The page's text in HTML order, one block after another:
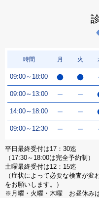
時間 月 火
09:00～18:00
09:00～13:00
14:00～18:00
09:00～12:30
平日最終受付は17：30迄
（17:30～18:00は完全予約制）
土曜最終受付は12：15迄
（症状によって必要な検査が
をお願いします。）
※月曜・火曜・木曜 お昼休みは